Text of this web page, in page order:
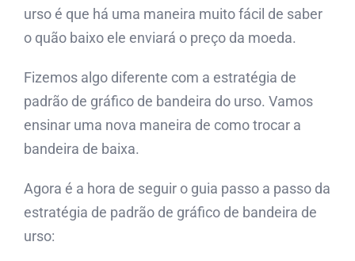
urso é que há uma maneira muito fácil de saber
o quão baixo ele enviará o preço da moeda.
Fizemos algo diferente com a estratégia de
padrão de gráfico de bandeira do urso. Vamos
ensinar uma nova maneira de como trocar a
bandeira de baixa.
Agora é a hora de seguir o guia passo a passo da
estratégia de padrão de gráfico de bandeira de
urso: